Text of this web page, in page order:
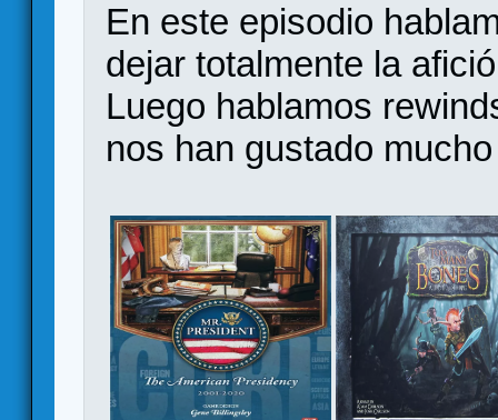
En este episodio
dejar totalmente la
Luego hablamos
nos han gustado